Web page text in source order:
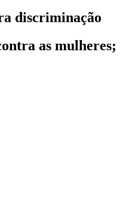
discriminação
as